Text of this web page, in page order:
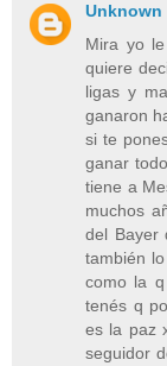
Unknown
Mira yo
quiere
ligas y
ganaron
si te
ganar
tiene a
muchos
del Bayer
también
como la
tenés q
es la paz
seguidor